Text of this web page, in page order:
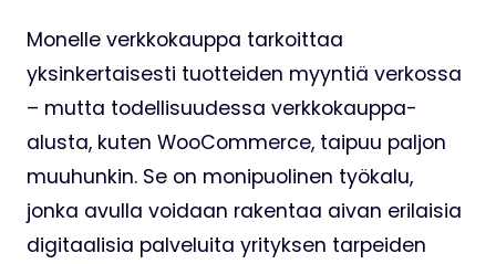
Monelle verkkokauppa tarkoittaa
yksinkertaisesti tuotteiden myyntiä verkossa
– mutta todellisuudessa verkkokauppa-
alusta, kuten WooCommerce, taipuu paljon
muuhunkin. Se on monipuolinen työkalu,
jonka avulla voidaan rakentaa aivan erilaisia
digitaalisia palveluita yrityksen tarpeiden